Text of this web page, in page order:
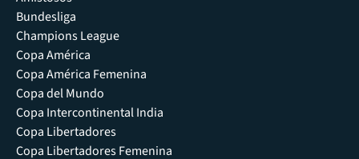
Bundesliga
Champions League
Copa América
Copa América Femenina
Copa del Mundo
Copa Intercontinental India
Copa Libertadores
Copa Libertadores Femenina